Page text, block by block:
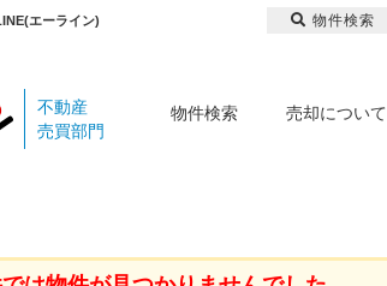
エーライン)
不動産
売買部門
物件検索 売却について
物件検索